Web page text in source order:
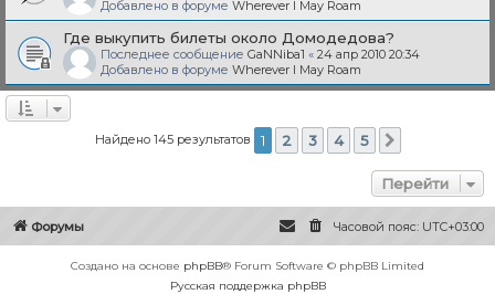
Добавлено в форуме Wherever I May Roam
Где выкупить билеты около Домодедова?
Последнее сообщение GaNNiba1 « 24 апр 2010 20:34
Добавлено в форуме Wherever I May Roam
Найдено 145 результатов 1 2 3 4 5
Перейти
Форумы Часовой пояс: UTC+03:00
Создано на основе phpBB® Forum Software © phpBB Limited
Русская поддержка phpBB